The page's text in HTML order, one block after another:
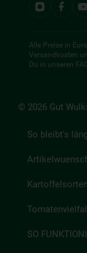
Alle Preise in
Versandkosten
Du in unseren
© 2026 Gut
So bleibt's
Kartoffelsorten
SO